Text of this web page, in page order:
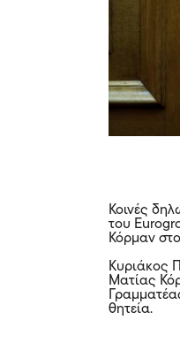
Κοινές
του
Κόρμαν
Κυριάκος
Ματίας
θητεία.